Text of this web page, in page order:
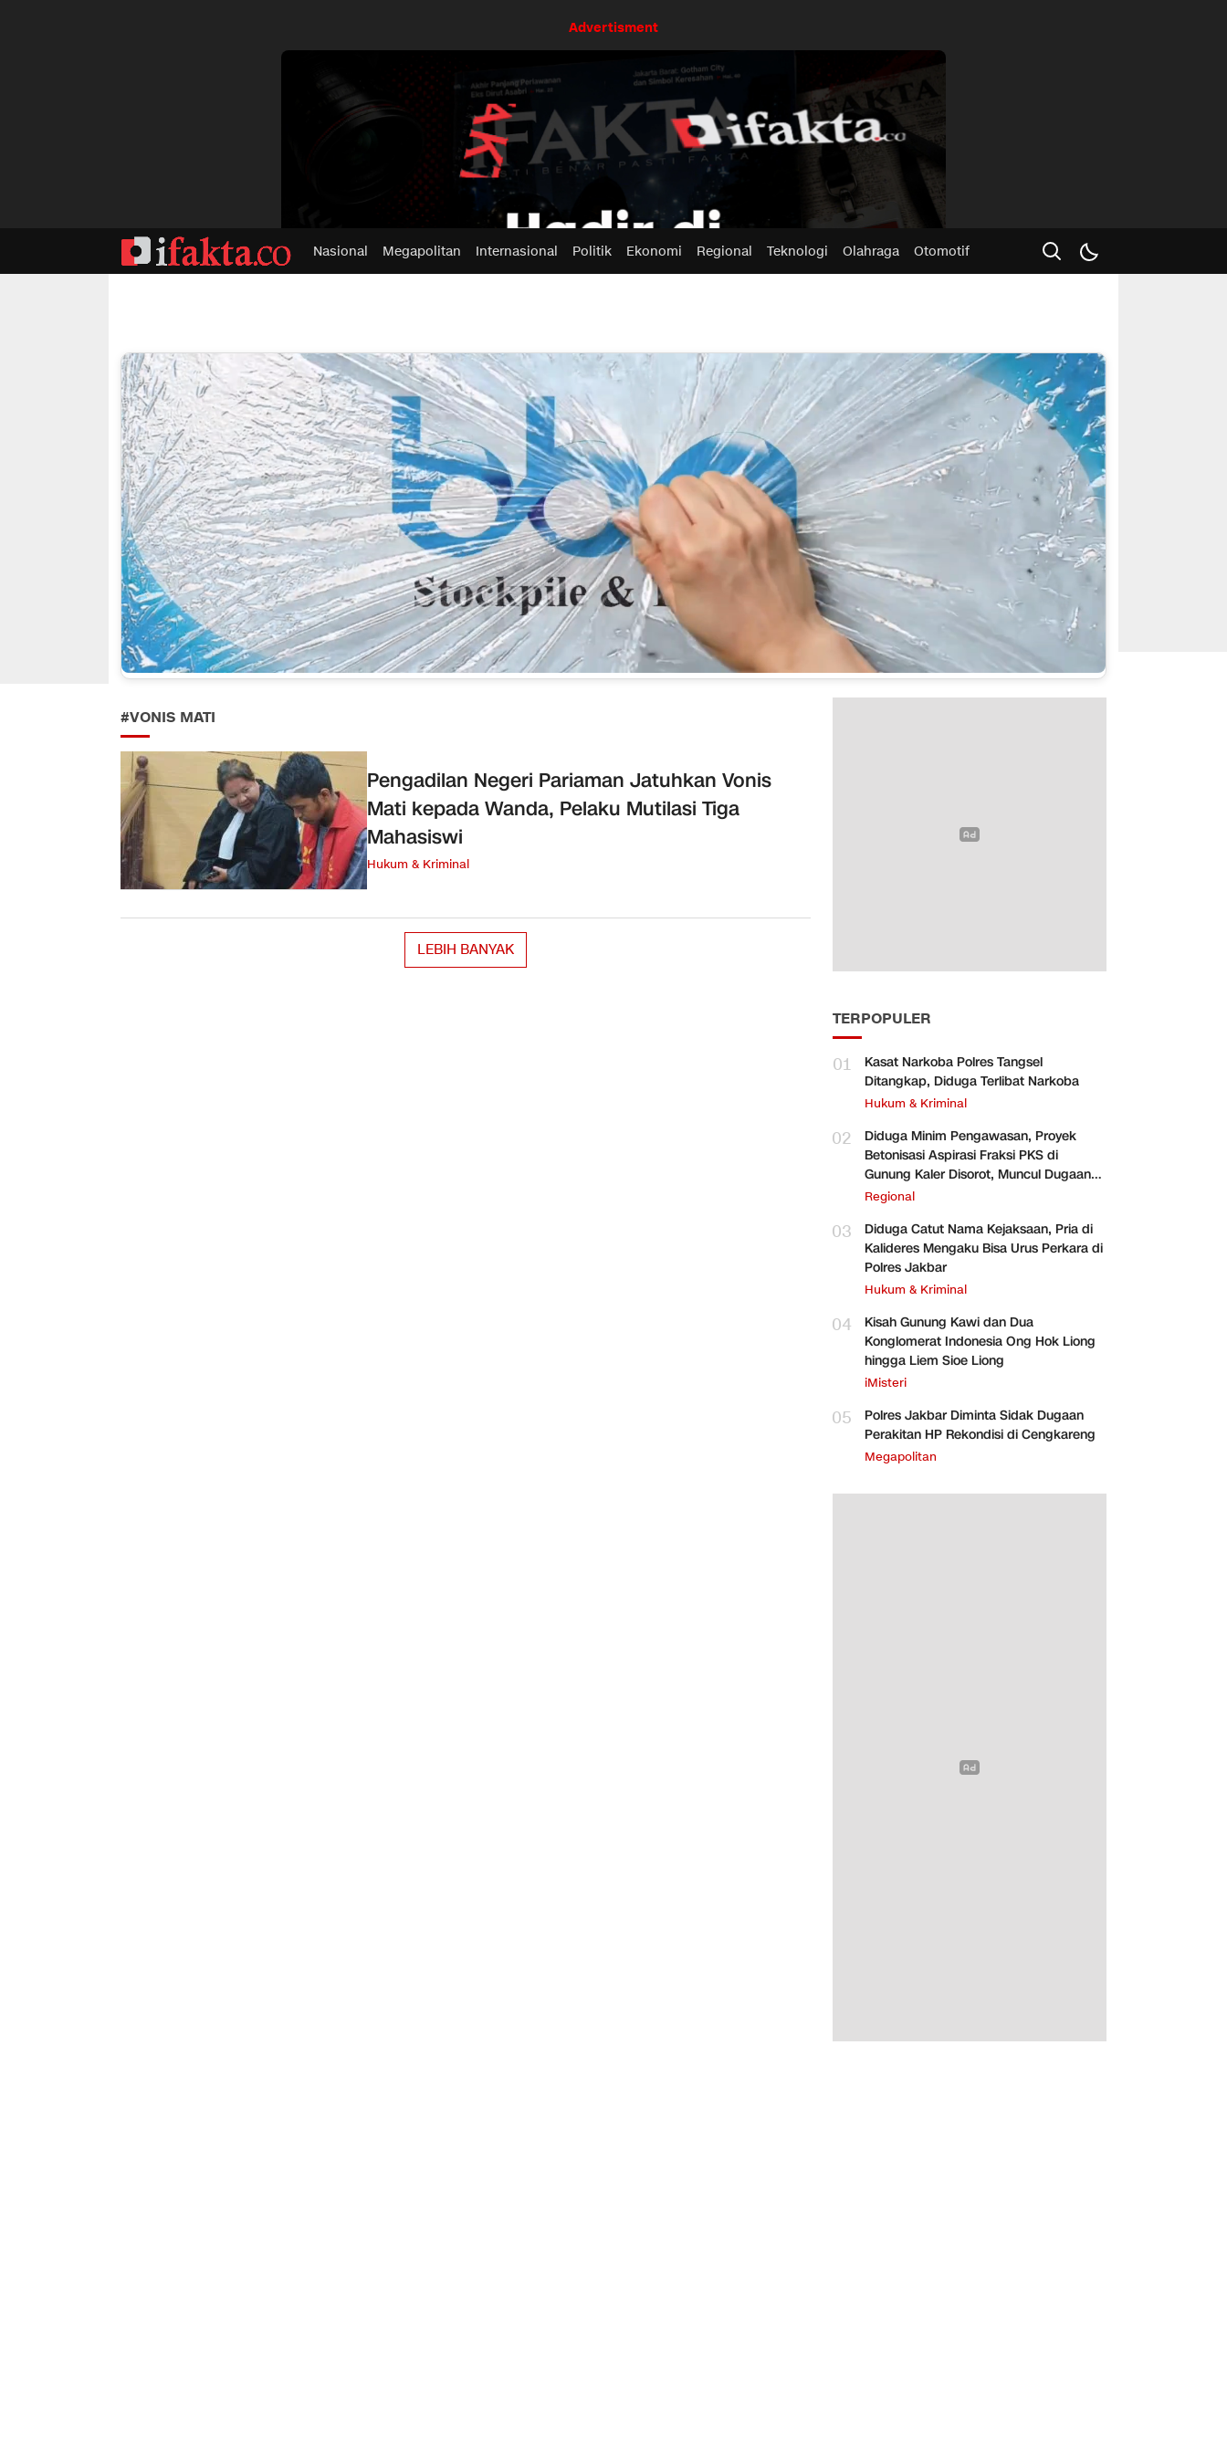
Advertisment
Nasional Megapolitan Internasional Politik Ekonomi Regional Teknologi Olahraga Otomotif
#VONIS MATI
Pengadilan Negeri Pariaman Jatuhkan Vonis
Mati kepada Wanda, Pelaku Mutilasi Tiga
Mahasiswi
Hukum & Kriminal
LEBIH BANYAK
TERPOPULER
01
Kasat Narkoba Polres Tangsel
Ditangkap, Diduga Terlibat Narkoba
Hukum & Kriminal
02
Diduga Minim Pengawasan, Proyek
Betonisasi Aspirasi Fraksi PKS di
Gunung Kaler Disorot, Muncul Dugaan
Pengurangan Volume
Regional
03
Diduga Catut Nama Kejaksaan, Pria di
Kalideres Mengaku Bisa Urus Perkara di
Polres Jakbar
Hukum & Kriminal
04
Kisah Gunung Kawi dan Dua
Konglomerat Indonesia Ong Hok Liong
hingga Liem Sioe Liong
iMisteri
05
Polres Jakbar Diminta Sidak Dugaan
Perakitan HP Rekondisi di Cengkareng
Megapolitan